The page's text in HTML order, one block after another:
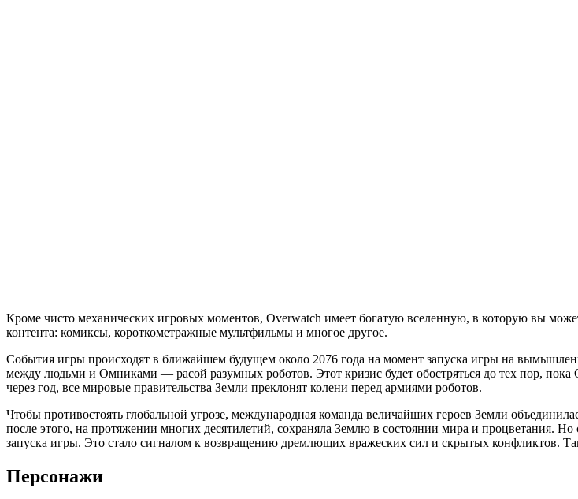
Кроме чисто механических игровых моментов, Overwatch имеет богатую вселенную, в которую вы
контента: комиксы, короткометражные мультфильмы и многое другое.
События игры происходят в ближайшем будущем около 2076 года на момент запуска игры на
между людьми и Омниками — расой разумных роботов. Этот кризис будет обостряться до тех пор,
через год, все мировые правительства Земли преклонят колени перед армиями роботов.
Чтобы противостоять глобальной угрозе, международная команда величайших героев Земли
после этого, на протяжении многих десятилетий, сохраняла Землю в состоянии мира и процветания.
запуска игры. Это стало сигналом к возвращению дремлющих вражеских сил и скрытых конфликтов.
Персонажи